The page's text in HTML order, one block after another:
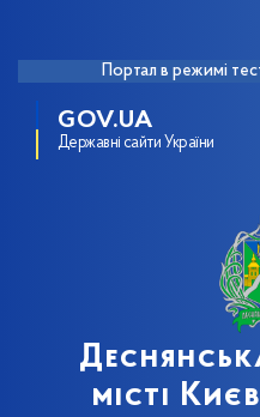
Портал в режимі
GOV.UA
Державні сайти України
місті